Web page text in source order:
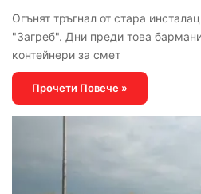
Огънят тръгнал от стара
"Загреб". Дни преди това
контейнери за смет
Прочети Повече »